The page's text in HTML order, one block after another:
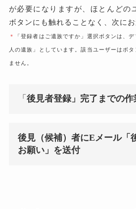
が必要になりますが、ほとんどの
ボタンにも触れることなく、次にお
＊ 「登録者はご遺族ですか」選択ボタンは、
人の遺族」としています。該当ユーザーはボ
ません。
「 後見者登録」完了までの作
後見（候補）者にEメール「
お願い」を送付